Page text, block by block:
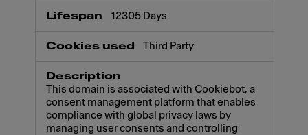
12305 Days
Third Party
This domain is associated with Cookiebot, a
consent management platform that enables
compliance with global privacy laws by
managing user consents and controlling